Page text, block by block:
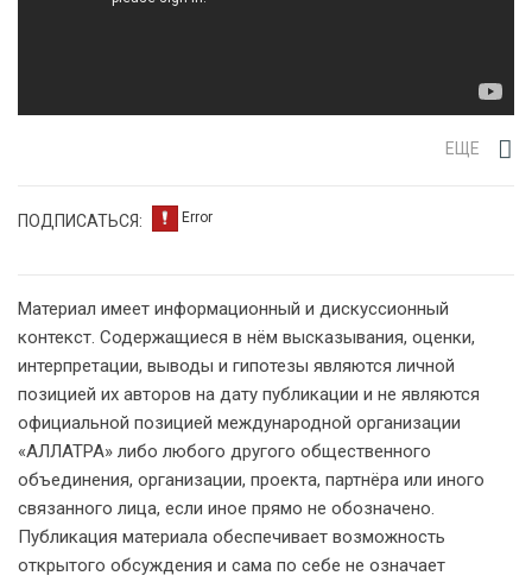
ЕЩЕ
ПОДПИСАТЬСЯ:
Материал имеет информационный и дискуссионный
контекст. Содержащиеся в нём высказывания, оценки,
интерпретации, выводы и гипотезы являются личной
позицией их авторов на дату публикации и не являются
официальной позицией международной организации
«АЛЛАТРА» либо любого другого общественного
объединения, организации, проекта, партнёра или иного
связанного лица, если иное прямо не обозначено.
Публикация материала обеспечивает возможность
открытого обсуждения и сама по себе не означает